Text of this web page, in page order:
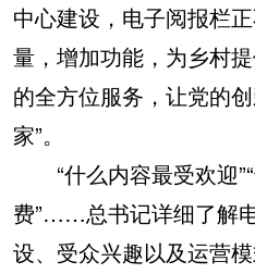
中心建设，电子阅报栏
量，增加功能，为乡村
的全方位服务，让党的
家”。
“什么内容最受欢迎”“
费”……总书记详细了解
设、受众兴趣以及运营